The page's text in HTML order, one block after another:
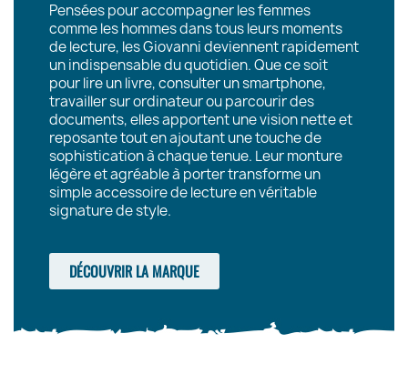
Pensées pour accompagner les femmes
comme les hommes dans tous leurs moments
de lecture, les Giovanni deviennent rapidement
un indispensable du quotidien. Que ce soit
pour lire un livre, consulter un smartphone,
travailler sur ordinateur ou parcourir des
documents, elles apportent une vision nette et
reposante tout en ajoutant une touche de
sophistication à chaque tenue. Leur monture
légère et agréable à porter transforme un
simple accessoire de lecture en véritable
signature de style.
DÉCOUVRIR LA MARQUE